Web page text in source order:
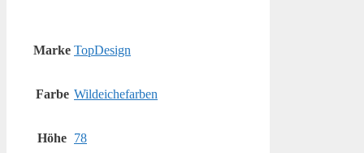
Marke TopDesign
Farbe Wildeichefarben
Höhe 78